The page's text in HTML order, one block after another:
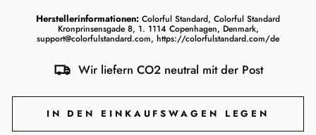
Herstellerinformationen: Colorful Standard, Colorful Standard
Kronprinsensgade 8, 1. 1114 Copenhagen, Denmark,
support@colorfulstandard.com, https://colorfulstandard.com/de
Wir liefern CO2 neutral mit der Post
IN DEN EINKAUFSWAGEN LEGEN